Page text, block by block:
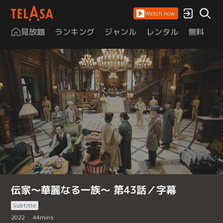
Watch now
見放題 ランキング ジャンル レンタル 無料
伝家～華麗なる一族～ 第43話／字幕
Subtitle
2022
44mins